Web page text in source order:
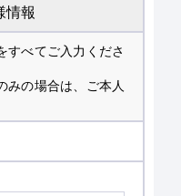
情報
すべてご入力くださ
みの場合は、ご本人